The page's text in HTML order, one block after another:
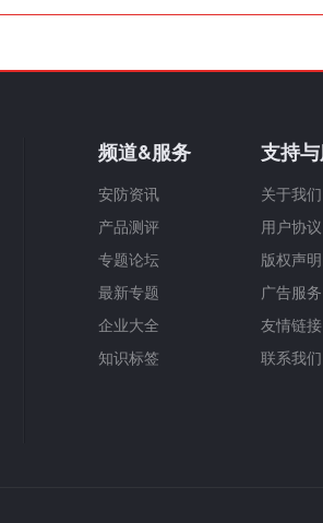
频道&服务
安防资讯
产品测评
专题论坛
最新专题
企业大全
知识标签
支持
关于我们
用户协议
版权声明
广告服务
友情链接
联系我们